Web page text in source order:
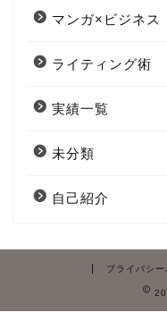
マンガ×ビジネス
ライティング術
実績一覧
未分類
自己紹介
プライバシー